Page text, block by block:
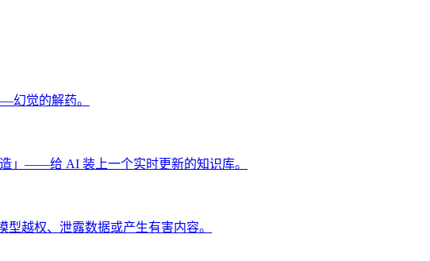
幻觉的解药。
」——给 AI 装上一个实时更新的知识库。
越权、泄露数据或产生有害内容。